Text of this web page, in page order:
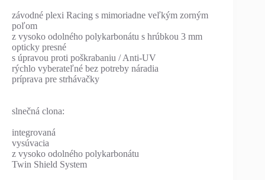
závodné plexi Racing s mimoriadne veľkým zorným
poľom
z vysoko odolného polykarbonátu s hrúbkou 3 mm
opticky presné
s úpravou proti poškrabaniu / Anti-UV
rýchlo vyberateľné bez potreby náradia
príprava pre strhávačky
slnečná clona:
integrovaná
vysúvacia
z vysoko odolného polykarbonátu
Twin Shield System